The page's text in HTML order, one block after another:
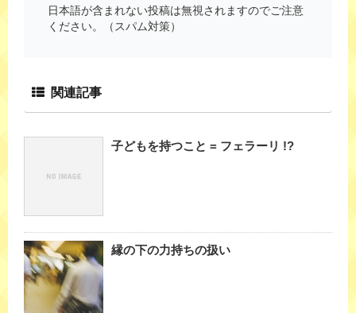
日本語が含まれない投稿は無視されますのでご注意
ください。（スパム対策）
関連記事
子どもを持つこと = フェラーリ !?
縁の下の力持ちの扱い